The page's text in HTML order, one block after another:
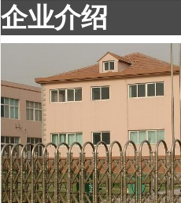
企业介绍